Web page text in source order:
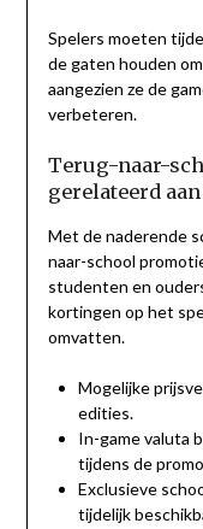
Spelers moeten
de gaten houden
aangezien ze de
verbeteren.
Terug-naar-
gerelateerd
Met de naderende
naar-school
studenten en
kortingen op het
omvatten.
Mogelijke
edities.
In-game valuta
tijdens de
Exclusieve
tijdelijk